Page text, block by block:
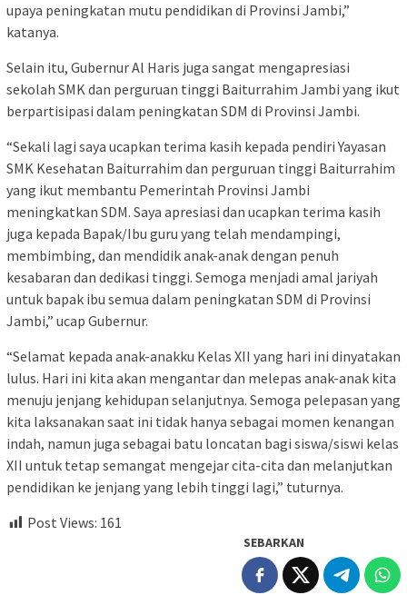
upaya peningkatan mutu pendidikan di Provinsi Jambi,”
katanya.
Selain itu, Gubernur Al Haris juga sangat mengapresiasi
sekolah SMK dan perguruan tinggi Baiturrahim Jambi yang ikut
berpartisipasi dalam peningkatan SDM di Provinsi Jambi.
“Sekali lagi saya ucapkan terima kasih kepada pendiri Yayasan
SMK Kesehatan Baiturrahim dan perguruan tinggi Baiturrahim
yang ikut membantu Pemerintah Provinsi Jambi
meningkatkan SDM. Saya apresiasi dan ucapkan terima kasih
juga kepada Bapak/Ibu guru yang telah mendampingi,
membimbing, dan mendidik anak-anak dengan penuh
kesabaran dan dedikasi tinggi. Semoga menjadi amal jariyah
untuk bapak ibu semua dalam peningkatan SDM di Provinsi
Jambi,” ucap Gubernur.
“Selamat kepada anak-anakku Kelas XII yang hari ini dinyatakan
lulus. Hari ini kita akan mengantar dan melepas anak-anak kita
menuju jenjang kehidupan selanjutnya. Semoga pelepasan yang
kita laksanakan saat ini tidak hanya sebagai momen kenangan
indah, namun juga sebagai batu loncatan bagi siswa/siswi kelas
XII untuk tetap semangat mengejar cita-cita dan melanjutkan
pendidikan ke jenjang yang lebih tinggi lagi,” tuturnya.
Post Views: 161
SEBARKAN